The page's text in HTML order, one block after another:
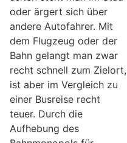
oder ärgert sich über
andere Autofahrer. Mit
dem Flugzeug oder der
Bahn gelangt man zwar
recht schnell zum Zielort,
ist aber im Vergleich zu
einer Busreise recht
teuer. Durch die
Aufhebung des